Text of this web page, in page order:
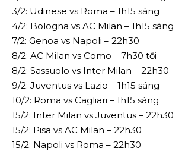
3/2: Udinese vs Roma – 1h15 sáng
4/2: Bologna vs AC Milan – 1h15 sáng
7/2: Genoa vs Napoli – 22h30
8/2: AC Milan vs Como – 7h30 tối
8/2: Sassuolo vs Inter Milan – 22h30
9/2: Juventus vs Lazio – 1h15 sáng
10/2: Roma vs Cagliari – 1h15 sáng
15/2: Inter Milan vs Juventus – 22h30
15/2: Pisa vs AC Milan – 22h30
15/2: Napoli vs Roma – 22h30